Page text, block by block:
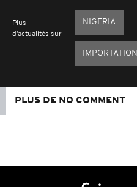
Plus
d'actualités sur
NIGERIA
IMPORTATION
PLUS DE NO COMMENT